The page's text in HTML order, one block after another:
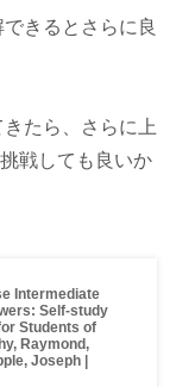
きるとさらに良
たら、さらに上
挑戦しても良いか
Intermediate
Self-study
Students of
Raymond,
Joseph |